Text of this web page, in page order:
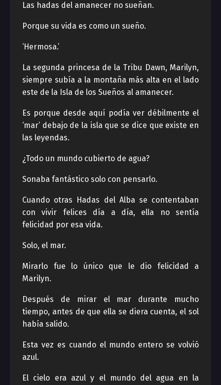
Las hadas del amanecer no sueñan.
Porque su vida es como un sueño.
‘Hermosa.’
La segunda princesa de la Tribu Dawn, Marilyn,
siempre subía a la montaña más alta en el lado
este de la Isla de los Sueños al amanecer.
Es porque desde aquí podía ver débilmente el
‘mar’ debajo de la isla que se dice que existe en
las leyendas.
¿Todo un mundo cubierto de agua?
Sonaba fantástico solo con pensarlo.
Cuando otras Hadas del Alba se contentaban
con vivir felices día a día, ella no sentía
felicidad por esa vida.
Solo, el mar.
Mirarlo fue lo único que le dio felicidad a
Marilyn.
Después de mirar el mar durante mucho
tiempo, antes de que ella se diera cuenta, el sol
había salido.
Esta vez es cuando el mundo entero se volvió
azul.
El cielo era azul y el mundo del agua en la